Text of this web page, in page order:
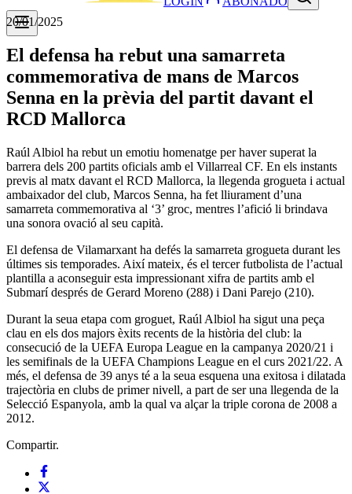
20/01/2025
El defensa ha rebut una samarreta
commemorativa de mans de Marcos
Senna en la prèvia del partit davant el
RCD Mallorca
Raúl Albiol ha rebut un emotiu homenatge per haver superat la
barrera dels 200 partits oficials amb el Villarreal CF. En els instants
previs al matx davant el RCD Mallorca, la llegenda grogueta i actual
ambaixador del club, Marcos Senna, ha fet lliurament d’una
samarreta commemorativa al ‘3’ groc, mentres l’afició li brindava
una sonora ovació al seu capità.
El defensa de Vilamarxant ha defés la samarreta grogueta durant les
últimes sis temporades. Així mateix, és el tercer futbolista de l’actual
plantilla a aconseguir esta impressionant xifra de partits amb el
Submarí després de Gerard Moreno (288) i Dani Parejo (210).
Durant la seua etapa com groguet, Raúl Albiol ha sigut una peça
clau en els dos majors èxits recents de la història del club: la
consecució de la UEFA Europa League en la campanya 2020/21 i
les semifinals de la UEFA Champions League en el curs 2021/22. A
més, el defensa de 39 anys té a la seua esquena una exitosa i dilatada
trajectòria en clubs de primer nivell, a part de ser una llegenda de la
Selecció Espanyola, amb la qual va alçar la triple corona de 2008 a
2012.
Compartir.